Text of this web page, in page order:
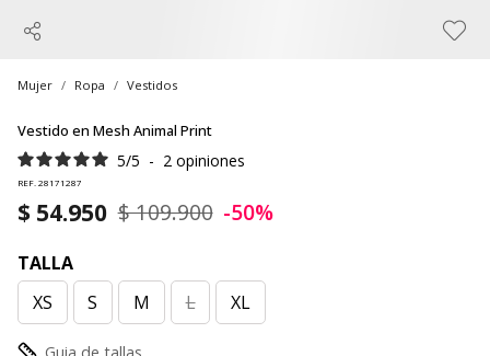
Mujer Ropa Vestidos
Vestido en Mesh Animal Print
5/5 - 2 opiniones
REF. 28171287
$ 54.950 $ 109.900 -50%
TALLA
XS
S M L XL